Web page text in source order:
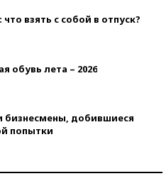
взять с собой в отпуск?
обувь лета – 2026
бизнесмены, добившиеся
попытки